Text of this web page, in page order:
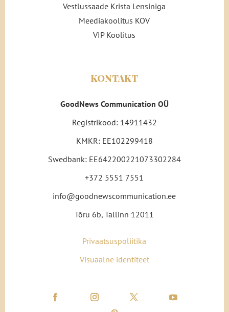
Vestlussaade Krista Lensiniga
Meediakoolitus KOV
VIP Koolitus
KONTAKT
GoodNews Communication OÜ
Registrikood: 14911432
KMKR: EE102299418
Swedbank: EE642200221073302284
+372 5551 7551
info@goodnewscommunication.ee
Tõru 6b, Tallinn 12011
Privaatsuspoliitika
Visuaalne identiteet